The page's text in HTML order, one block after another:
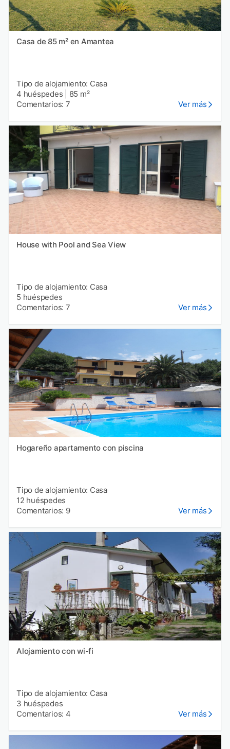
Casa de 85 m² en Amantea
Tipo de alojamiento: Casa
4 huéspedes
85 m²
Comentarios: 7
Ver más
House with Pool and Sea View
Tipo de alojamiento: Casa
5 huéspedes
Comentarios: 7
Ver más
Hogareño apartamento con piscina
Tipo de alojamiento: Casa
12 huéspedes
Comentarios: 9
Ver más
Alojamiento con wi-fi
Tipo de alojamiento: Casa
3 huéspedes
Comentarios: 4
Ver más